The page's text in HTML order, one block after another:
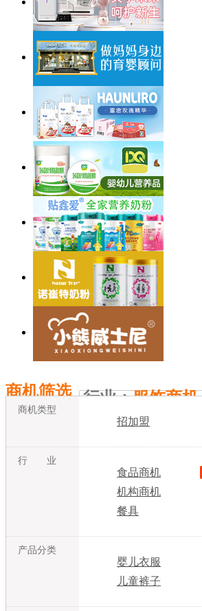
商机筛选 行业：服饰商机
商机类型
招加盟
行 业
食品商机
机构商机
餐具
产品分类
婴儿衣服
儿童裤子